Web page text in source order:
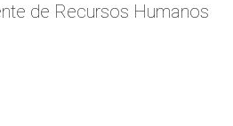
de Recursos Humanos